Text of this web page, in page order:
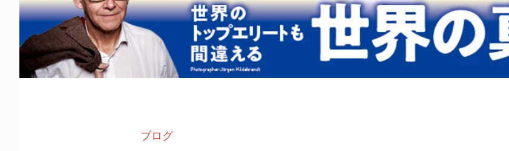
作
BUGSY
の
ズ
ま
れ
ズ
グ
ブログ